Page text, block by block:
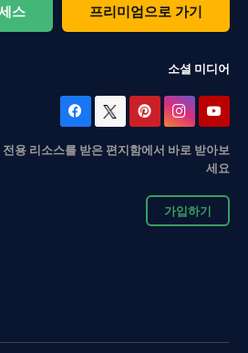
스 프리미엄으로 가기
소셜 미디어
전용 리소스를 받은 편지함에서 바로 받아보
세요
가입하기